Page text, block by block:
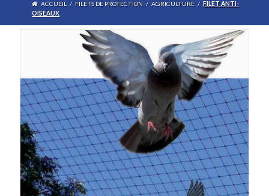
ACCUEIL / FILETS DE PROTECTION / AGRICULTURE / FILET ANTI-
OISEAUX